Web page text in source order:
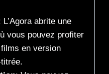
L’Agora abrite une
vous pouvez profiter
en version